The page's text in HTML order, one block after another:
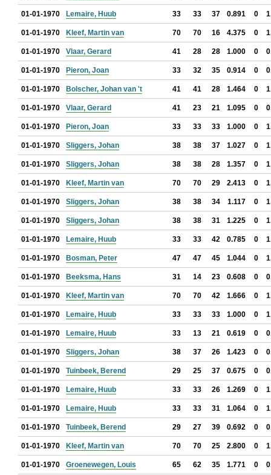
01-01-1970 Lemaire, Huub 33 33 37 0.891 0
01-01-1970 Kleef, Martin van 70 70 16 4.375 0
01-01-1970 Vlaar, Gerard 41 28 28 1.000 0
01-01-1970 Pieron, Joan 33 32 35 0.914 0
01-01-1970 Bolscher, Johan van 't 41 41 28 1.464 0
01-01-1970 Vlaar, Gerard 41 23 21 1.095 0
01-01-1970 Pieron, Joan 33 33 33 1.000 0
01-01-1970 Sliggers, Johan 38 38 37 1.027 0
01-01-1970 Sliggers, Johan 38 38 28 1.357 0
01-01-1970 Kleef, Martin van 70 70 29 2.413 0
01-01-1970 Sliggers, Johan 38 38 34 1.117 0
01-01-1970 Sliggers, Johan 38 38 31 1.225 0
01-01-1970 Lemaire, Huub 33 33 42 0.785 0
01-01-1970 Bosman, Peter 47 47 45 1.044 0
01-01-1970 Beeksma, Hans 31 14 23 0.608 0
01-01-1970 Kleef, Martin van 70 70 42 1.666 0
01-01-1970 Lemaire, Huub 33 33 33 1.000 0
01-01-1970 Lemaire, Huub 33 13 21 0.619 0
01-01-1970 Sliggers, Johan 38 37 26 1.423 0
01-01-1970 Tuinbeek, Berend 29 25 37 0.675 0
01-01-1970 Lemaire, Huub 33 33 26 1.269 0
01-01-1970 Lemaire, Huub 33 33 31 1.064 0
01-01-1970 Tuinbeek, Berend 29 27 39 0.692 0
01-01-1970 Kleef, Martin van 70 70 25 2.800 0
01-01-1970 Groenewegen, Louis 65 62 35 1.771 0